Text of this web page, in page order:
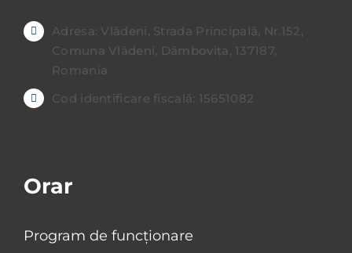
Adresa: Vlădeni, Strada Principală, Nr.152,
Comuna Vlădeni, Dâmbovița, 137187,
Romania
Cod identificare fiscală: 15651082
Orar
Program de funcționare